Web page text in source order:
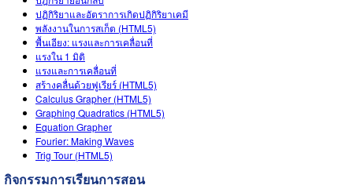
คณิตศาสตร์
เคมี
วิทยาศาสตร์ของโลก
ชีววิทยา
สถานการณ์จำลองที่แปลภาษาแล้ว
Customizable Sims
Start a Free Trial
Purchase a License
ค้นหากิจกรรม
ร่วมแบ่งปันกิจกรรม
Activity Contribution Guidelines
Virtual Workshops
Professional Learning with PhET
Teaching with PhET
งานวิจัย
INITIATIVES
Inclusive Design
PhET Global
Data Fluency
DEIB in STEM Ed
เข้าสู่ระบบ / สมัครเพื่อเข้าใช้ระบบ
เข้าสู่ระบบ / สมัครเพื่อเข้าใช้ระบบ
ปฏิกิริยาและอัตราการเกิดปฏิกิริยาเคมี
พลังงานในการสเก็ต (HTML5)
พื้นเอียง: แรงและการเคลื่อนที่
แรงใน 1 มิติ
แรงและการเคลื่อนที่
สร้างคลื่นด้วยฟูเรียร์ (HTML5)
Calculus Grapher (HTML5)
Graphing Quadratics (HTML5)
Equation Grapher
Fourier: Making Waves
Trig Tour (HTML5)
กิจกรรมการเรียนการสอน